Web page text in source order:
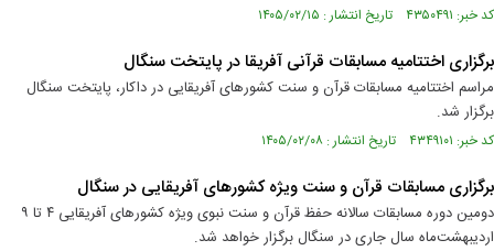
کد خبر: ۴۳۵۰۴۹۱ تاریخ انتشار : ۱۴۰۵/۰۲/۱۵
برگزاری اختتامیه مسابقات قرآنی آفریقا در پایتخت سنگال
مراسم اختتامیه مسابقات قرآن و سنت کشورهای آفریقایی در داکار، پایتخت سنگال
برگزار شد.
کد خبر: ۴۳۴۹۱۰۱ تاریخ انتشار : ۱۴۰۵/۰۲/۰۸
برگزاری مسابقات قرآن و سنت ویژه کشورهای آفریقایی در سنگال
دومین دوره مسابقات سالانه حفظ قرآن و سنت نبوی ویژه کشورهای آفریقایی ۴ تا ۹
اردیبهشت‌ماه سال جاری در سنگال برگزار خواهد شد.